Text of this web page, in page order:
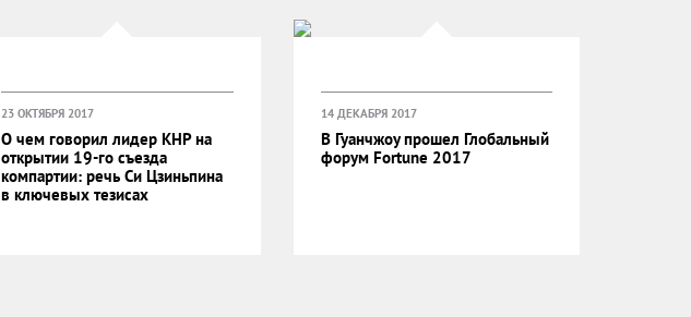
23 ОКТЯБРЯ 2017
О чем говорил лидер КНР на
открытии 19-го съезда
компартии: речь Си Цзиньпина
в ключевых тезисах
14 ДЕКАБРЯ 2017
В Гуанчжоу прошел Глобальный
форум Fortune 2017